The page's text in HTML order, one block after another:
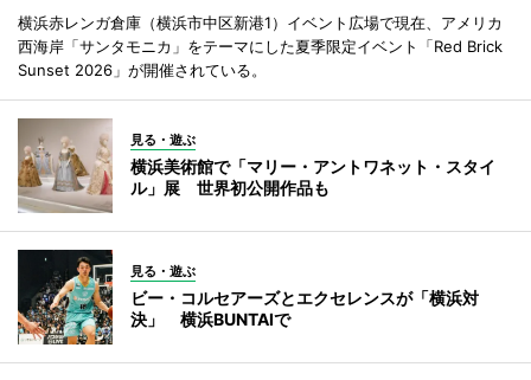
横浜赤レンガ倉庫（横浜市中区新港1）イベント広場で現在、アメリカ
西海岸「サンタモニカ」をテーマにした夏季限定イベント「Red Brick
Sunset 2026」が開催されている。
見る・遊ぶ
横浜美術館で「マリー・アントワネット・スタイ
ル」展 世界初公開作品も
見る・遊ぶ
ビー・コルセアーズとエクセレンスが「横浜対
決」 横浜BUNTAIで